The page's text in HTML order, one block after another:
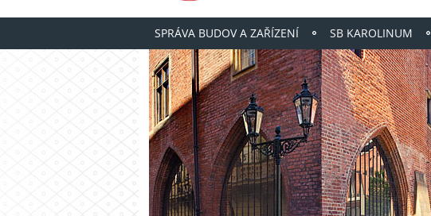
SPRÁVA BUDOV A ZAŘÍZENÍ SB KAROLINUM